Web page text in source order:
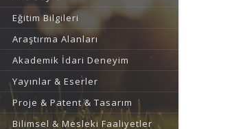
Eğitim Bilgileri
Araştırma Alanları
Akademik İdari Deneyim
Yayınlar & Eserler
Proje & Patent & Tasarım
Bilimsel & Mesleki Faaliyetler